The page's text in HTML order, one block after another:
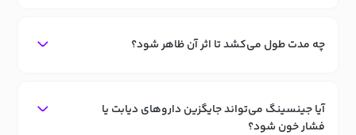
چه مدت طول می‌کشد تا اثر آن ظاهر شود؟
آیا جینسینگ می‌تواند جایگزین داروهای دیابت یا
فشار خون شود؟